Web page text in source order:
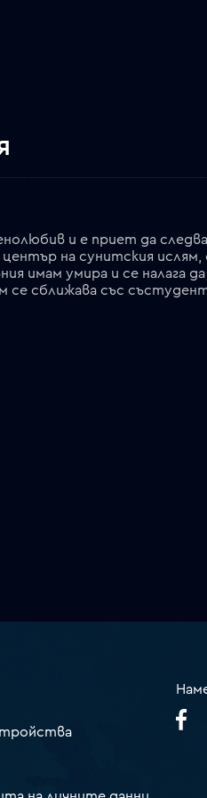
и е приет да
на сунитския ислям,
имам умира и се налага